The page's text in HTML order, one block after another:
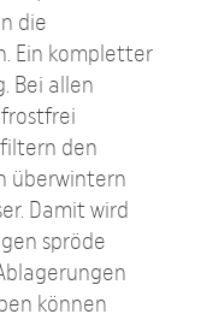
die
Ein kompletter
Bei allen
den
überwintern
Damit wird
spröde
können